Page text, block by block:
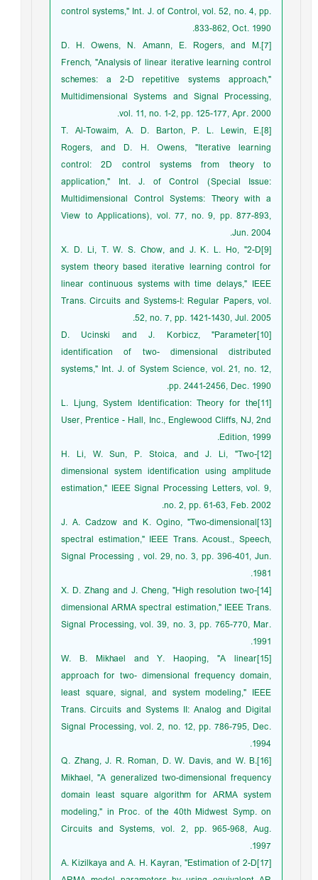
control systems," Int. J. of Control, vol. 52, no. 4, pp.
833-862, Oct. 1990.
[7]D. H. Owens, N. Amann, E. Rogers, and M.
French, "Analysis of linear iterative learning control
schemes: a 2-D repetitive systems approach,"
Multidimensional Systems and Signal Processing,
vol. 11, no. 1-2, pp. 125-177, Apr. 2000.
[8]T. Al-Towaim, A. D. Barton, P. L. Lewin, E.
Rogers, and D. H. Owens, "Iterative learning
control: 2D control systems from theory to
application," Int. J. of Control (Special Issue:
Multidimensional Control Systems: Theory with a
View to Applications), vol. 77, no. 9, pp. 877-893,
Jun. 2004.
[9]X. D. Li, T. W. S. Chow, and J. K. L. Ho, "2-D
system theory based iterative learning control for
linear continuous systems with time delays," IEEE
Trans. Circuits and Systems-I: Regular Papers, vol.
52, no. 7, pp. 1421-1430, Jul. 2005.
[10]D. Ucinski and J. Korbicz, "Parameter
identification of two- dimensional distributed
systems," Int. J. of System Science, vol. 21, no. 12,
pp. 2441-2456, Dec. 1990.
[11]L. Ljung, System Identification: Theory for the
User, Prentice - Hall, Inc., Englewood Cliffs, NJ, 2nd
Edition, 1999.
[12]H. Li, W. Sun, P. Stoica, and J. Li, "Two-
dimensional system identification using amplitude
estimation," IEEE Signal Processing Letters, vol. 9,
no. 2, pp. 61-63, Feb. 2002.
[13]J. A. Cadzow and K. Ogino, "Two-dimensional
spectral estimation," IEEE Trans. Acoust., Speech,
Signal Processing , vol. 29, no. 3, pp. 396-401, Jun.
1981.
[14]X. D. Zhang and J. Cheng, "High resolution two-
dimensional ARMA spectral estimation," IEEE Trans.
Signal Processing, vol. 39, no. 3, pp. 765-770, Mar.
1991.
[15]W. B. Mikhael and Y. Haoping, "A linear
approach for two- dimensional frequency domain,
least square, signal, and system modeling," IEEE
Trans. Circuits and Systems II: Analog and Digital
Signal Processing, vol. 2, no. 12, pp. 786-795, Dec.
1994.
[16]Q. Zhang, J. R. Roman, D. W. Davis, and W. B.
Mikhael, "A generalized two-dimensional frequency
domain least square algorithm for ARMA system
modeling," in Proc. of the 40th Midwest Symp. on
Circuits and Systems, vol. 2, pp. 965-968, Aug.
1997.
[17]A. Kizilkaya and A. H. Kayran, "Estimation of 2-D